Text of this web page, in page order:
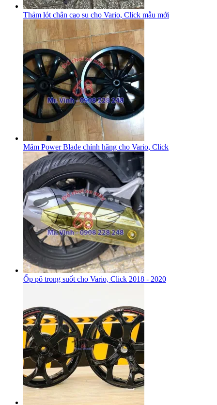
Thảm lót chân cao su cho Vario, Click mẫu mới
Mâm Power Blade chính hãng cho Vario, Click
Ốp pô trong suốt cho Vario, Click 2018 - 2020